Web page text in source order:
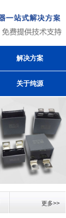
解决方案
关于纯源
更多>>